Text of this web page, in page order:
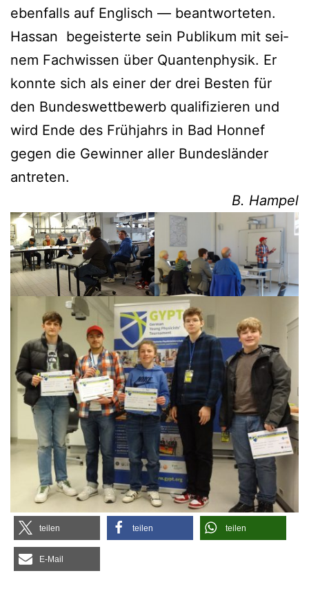
eben­falls auf Eng­lisch — beant­wor­te­ten.
Hassan begeis­ter­te sein Publi­kum mit sei­
nem Fach­wis­sen über Quan­ten­phy­sik. Er
konn­te sich als einer der drei Bes­ten für
den Bun­des­wett­be­werb qua­li­fi­zie­ren und
wird Ende des Früh­jahrs in Bad Hon­nef
gegen die Gewin­ner aller Bun­des­län­der
antreten.
B. Ham­pel
tei­len tei­len tei­len
E‑Mail